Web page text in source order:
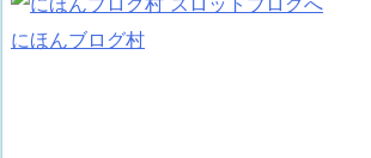
にほんブログ村